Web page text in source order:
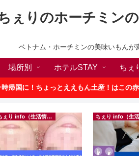
ぇりのホーチミン
ベトナム・ホーチミンの美味いもんが
場所別 ホテルSTAY ちぇ
時帰国に！ちょっとええもん土産！はこの
ちぇり info（生活情報）